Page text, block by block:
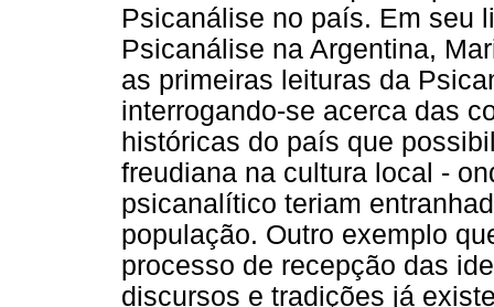
Psicanálise no país. Em seu
Psicanálise na Argentina,
as primeiras leituras da
interrogando-se acerca das
históricas do país que
freudiana na cultura local -
psicanalítico teriam
população. Outro exemplo
processo de recepção das
discursos e tradições já